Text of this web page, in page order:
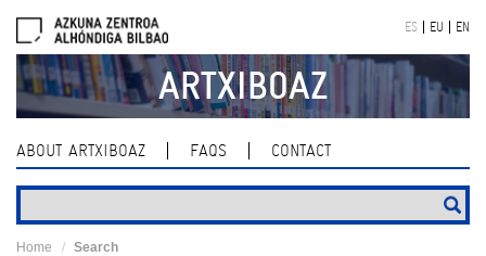
navigation
ES EU EN
ARTXIBOAZ
ABOUT ARTXIBOAZ FAQS CONTACT
Home Search